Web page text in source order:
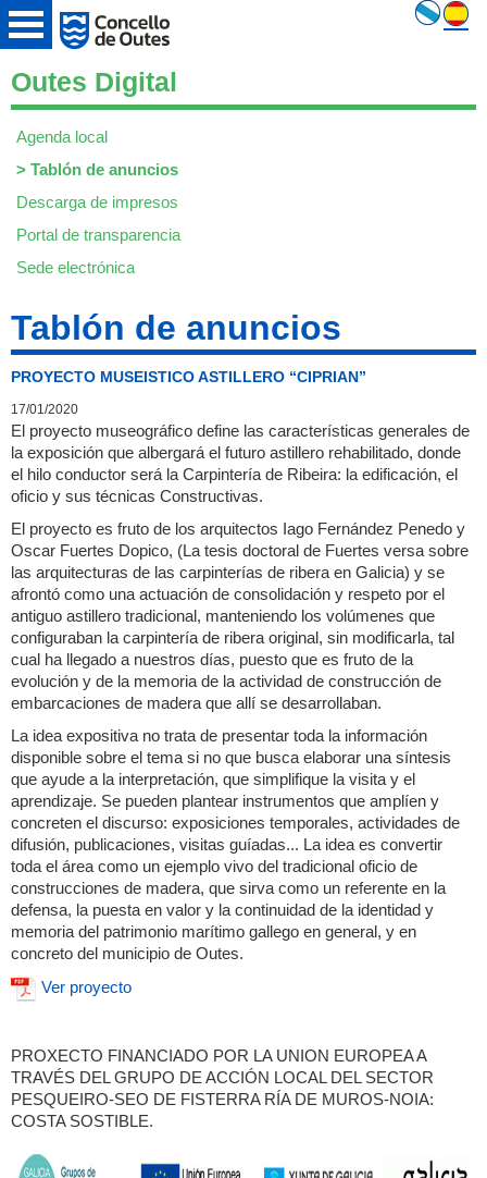
Outes Digital
Agenda local
> Tablón de anuncios
Descarga de impresos
Portal de transparencia
Sede electrónica
Tablón de anuncios
PROYECTO MUSEISTICO ASTILLERO “CIPRIAN”
17/01/2020
El proyecto museográfico define las características generales de
la exposición que albergará el futuro astillero rehabilitado, donde
el hilo conductor será la Carpintería de Ribeira: la edificación, el
oficio y sus técnicas Constructivas.
El proyecto es fruto de los arquitectos Iago Fernández Penedo y
Oscar Fuertes Dopico, (La tesis doctoral de Fuertes versa sobre
las arquitecturas de las carpinterías de ribera en Galicia) y se
afrontó como una actuación de consolidación y respeto por el
antiguo astillero tradicional, manteniendo los volúmenes que
configuraban la carpintería de ribera original, sin modificarla, tal
cual ha llegado a nuestros días, puesto que es fruto de la
evolución y de la memoria de la actividad de construcción de
embarcaciones de madera que allí se desarrollaban.
La idea expositiva no trata de presentar toda la información
disponible sobre el tema si no que busca elaborar una síntesis
que ayude a la interpretación, que simplifique la visita y el
aprendizaje. Se pueden plantear instrumentos que amplíen y
concreten el discurso: exposiciones temporales, actividades de
difusión, publicaciones, visitas guíadas... La idea es convertir
toda el área como un ejemplo vivo del tradicional oficio de
construcciones de madera, que sirva como un referente en la
defensa, la puesta en valor y la continuidad de la identidad y
memoria del patrimonio marítimo gallego en general, y en
concreto del municipio de Outes.
Ver proyecto
PROXECTO FINANCIADO POR LA UNION EUROPEA A
TRAVÉS DEL GRUPO DE ACCIÓN LOCAL DEL SECTOR
PESQUEIRO-SEO DE FISTERRA RÍA DE MUROS-NOIA:
COSTA SOSTIBLE.